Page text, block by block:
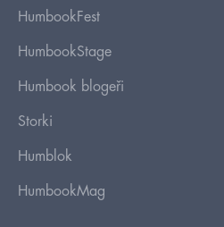
HumbookFest
HumbookStage
Humbook blogeři
Storki
Humblok
HumbookMag